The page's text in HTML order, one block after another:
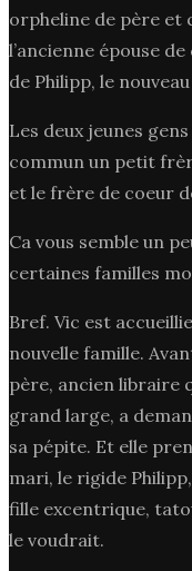
orpheline de père et
l’ancienne épouse
de Philipp, le
Les deux jeunes
commun un petit
et le frère de coeur
Ca vous semble un
certaines familles
Bref. Vic est
nouvelle famille.
père, ancien libraire
grand large, a
sa pépite. Et elle
mari, le rigide
fille excentrique,
le voudrait.